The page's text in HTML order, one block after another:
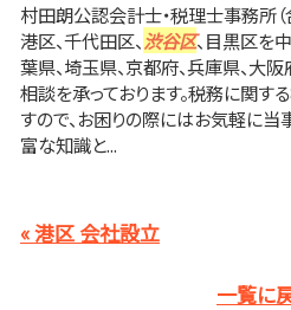
村田朗公認会計士・税理士事務所（
港区、千代田区、渋谷区、目黒区を
葉県、埼玉県、京都府、兵庫県、大
相談を承っております。税務に関す
すので、お困りの際にはお気軽に当
富な知識と...
« 港区 会社設立
一覧に